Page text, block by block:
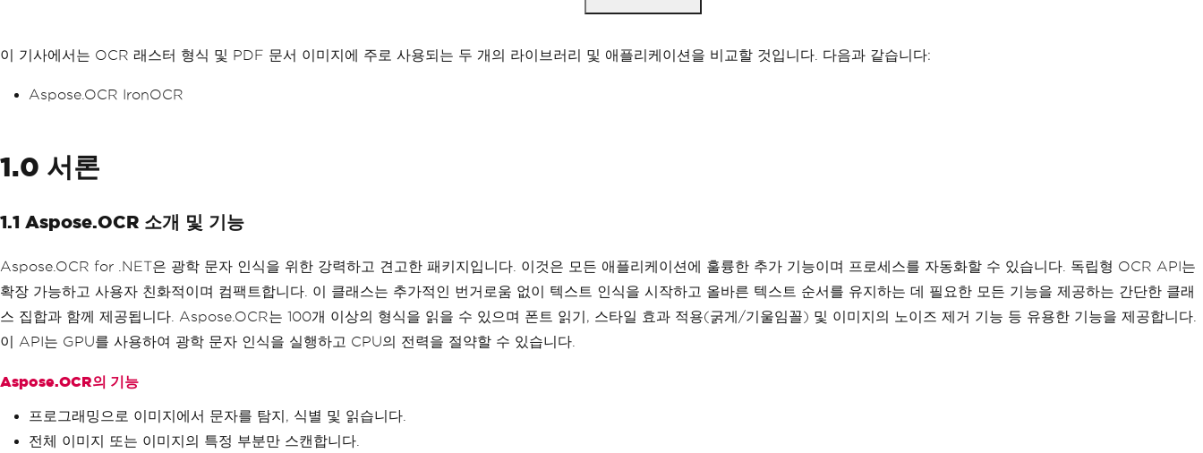
이 기사에서는 OCR 래스터 형식 및 PDF 문서 이미지에 주로 사용되는 두 개의 라이브러리 및 애플리케이션을 비교할 것입니다. 다음과 같습니다:
Aspose.OCR IronOCR
1.0 서론
1.1 Aspose.OCR 소개 및 기능
Aspose.OCR for .NET은 광학 문자 인식을 위한 강력하고 견고한 패키지입니다. 이것은 모든 애플리케이션에 훌륭한 추가 기능이며 프로세스를 자동화할 수 있습니다. 독립형 OCR API는
확장 가능하고 사용자 친화적이며 컴팩트합니다. 이 클래스는 추가적인 번거로움 없이 텍스트 인식을 시작하고 올바른 텍스트 순서를 유지하는 데 필요한 모든 기능을 제공하는 간단한 클래
스 집합과 함께 제공됩니다. Aspose.OCR는 100개 이상의 형식을 읽을 수 있으며 폰트 읽기, 스타일 효과 적용(굵게/기울임꼴) 및 이미지의 노이즈 제거 기능 등 유용한 기능을 제공합니다.
이 API는 GPU를 사용하여 광학 문자 인식을 실행하고 CPU의 전력을 절약할 수 있습니다.
Aspose.OCR의 기능
프로그래밍으로 이미지에서 문자를 탐지, 식별 및 읽습니다.
전체 이미지 또는 이미지의 특정 부분만 스캔합니다.